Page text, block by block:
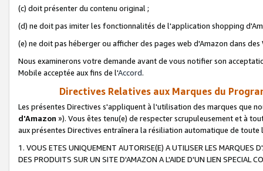
(c) doit présenter du contenu original ;
(d) ne doit pas imiter les fonctionnalités de l'application shopping
(e) ne doit pas héberger ou afficher des pages web d'Amazon dans
Nous examinerons votre demande avant de vous notifier son
Mobile acceptée aux fins de l'Accord.
Directives Relatives aux Marques du
Les présentes Directives s'appliquent à l'utilisation des marques que
d'Amazon »). Vous êtes tenu(e) de respecter scrupuleusement et à
aux présentes Directives entraînera la résiliation automatique de
1. VOUS ETES UNIQUEMENT AUTORISE(E) A UTILISER LES MARQUES
DES PRODUITS SUR UN SITE D'AMAZON A L'AIDE D'UN LIEN SPECIAL